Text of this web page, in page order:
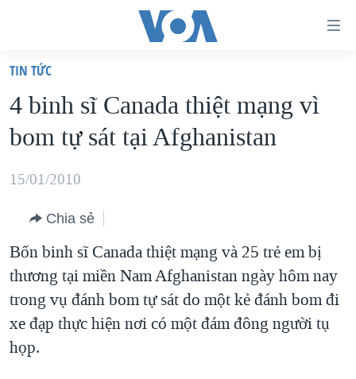
truy
cập
Tới
dung
chính
điều
hướng
chính
Đi
tới
VIỆT NAM
HOA KỲ
BIỂN ĐÔNG
BLOG
DIỄN ĐÀN
MỤC
TỰ DO BÁO CHÍ
VẠCH TRẦN TIN GIẢ
CHUYÊN ĐỀ
CHIẾN TRANH THƯƠNG MẠI CỦA MỸ: QUÁ KHỨ VÀ HIỆN
HỌC TIẾNG ANH
TIN TỨC
4 binh sĩ Canada thiệt mạng vì
bom tự sát tại Afghanistan
15/01/2010
Chia sẻ
Bốn binh sĩ Canada thiệt mạng và 25 trẻ em bị
thương tại miền Nam Afghanistan ngày hôm nay
trong vụ đánh bom tự sát do một kẻ đánh bom đi
xe đạp thực hiện nơi có một đám đông người tụ
họp.